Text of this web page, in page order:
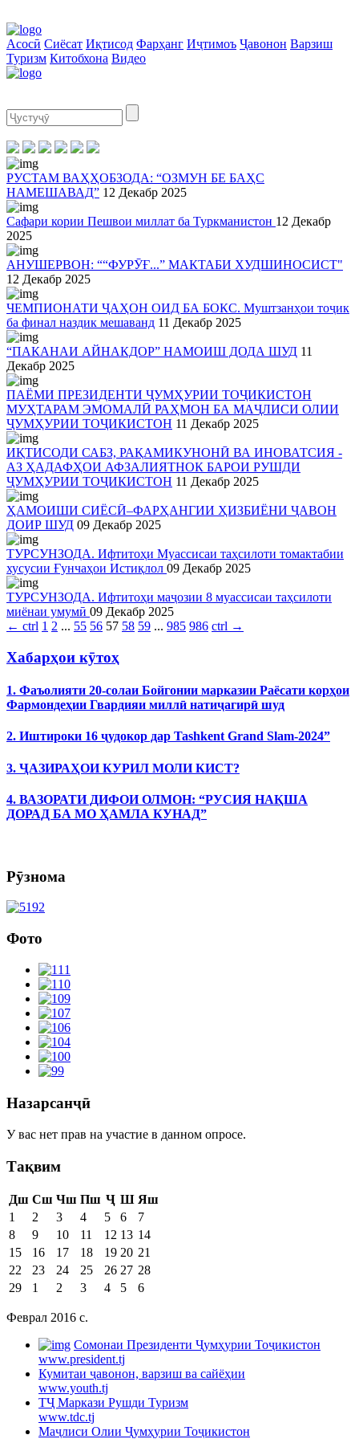
Асосӣ Сиёсат Иқтисод Фарҳанг Иҷтимоъ Ҷавонон Варзиш
Туризм Китобхона Видео
РУСТАМ ВАҲҲОБЗОДА: “ОЗМУН БЕ БАҲС
НАМЕШАВАД” 12 Декабр 2025
Сафари кории Пешвои миллат ба Туркманистон 12 Декабр
2025
АНУШЕРВОН: ““ФУРӮҒ...” МАКТАБИ ХУДШИНОСИСТ"
12 Декабр 2025
ЧЕМПИОНАТИ ҶАҲОН ОИД БА БОКС. Муштзанҳои тоҷик
ба финал наздик мешаванд 11 Декабр 2025
“ПАКАНАИ АЙНАКДОР” НАМОИШ ДОДА ШУД 11
Декабр 2025
ПАЁМИ ПРЕЗИДЕНТИ ҶУМҲУРИИ ТОҶИКИСТОН
МУҲТАРАМ ЭМОМАЛӢ РАҲМОН БА МАҶЛИСИ ОЛИИ
ҶУМҲУРИИ ТОҶИКИСТОН 11 Декабр 2025
ИҚТИСОДИ САБЗ, РАҚАМИКУНОНӢ ВА ИНОВАТСИЯ -
АЗ ҲАДАФҲОИ АФЗАЛИЯТНОК БАРОИ РУШДИ
ҶУМҲУРИИ ТОҶИКИСТОН 11 Декабр 2025
ҲАМОИШИ СИЁСӢ–ФАРҲАНГИИ ҲИЗБИЁНИ ҶАВОН
ДОИР ШУД 09 Декабр 2025
ТУРСУНЗОДА. Ифтитоҳи Муассисаи таҳсилоти томактабии
хусусии Ғунчаҳои Истиқлол 09 Декабр 2025
ТУРСУНЗОДА. Ифтитоҳи маҷозии 8 муассисаи таҳсилоти
миёнаи умумӣ 09 Декабр 2025
← ctrl 1 2 ... 55 56 57 58 59 ... 985 986 ctrl →
Хабарҳои кӯтоҳ
1. Фаъолияти 20-солаи Бойгонии марказии Раёсати корҳои
Фармондеҳии Гвардияи миллӣ натиҷагирӣ шуд
2. Иштироки 16 ҷудокор дар Tashkent Grand Slam-2024”
3. ҶАЗИРАҲОИ КУРИЛ МОЛИ КИСТ?
4. ВАЗОРАТИ ДИФОИ ОЛМОН: “РУСИЯ НАҚША
ДОРАД БА МО ҲАМЛА КУНАД”
Рӯзнома
Фото
Назарсанҷӣ
У вас нет прав на участие в данном опросе.
Тақвим
Дш Сш Чш Пш Ҷ Ш Яш
1
2 3 4 5 6
7
8
9 10 11 12 13 14
15
16 17 18 19 20 21
22
23 24 25 26 27 28
29
1 2 3 4 5 6
Феврал 2016 c.
Cомонаи Президенти Ҷумҳурии Тоҷикистон
www.president.tj
Кумитаи ҷавонон, варзиш ва сайёҳии
www.youth.tj
ТҶ Маркази Рушди Туризм
www.tdc.tj
Маҷлиси Олии Ҷумҳурии Тоҷикистон